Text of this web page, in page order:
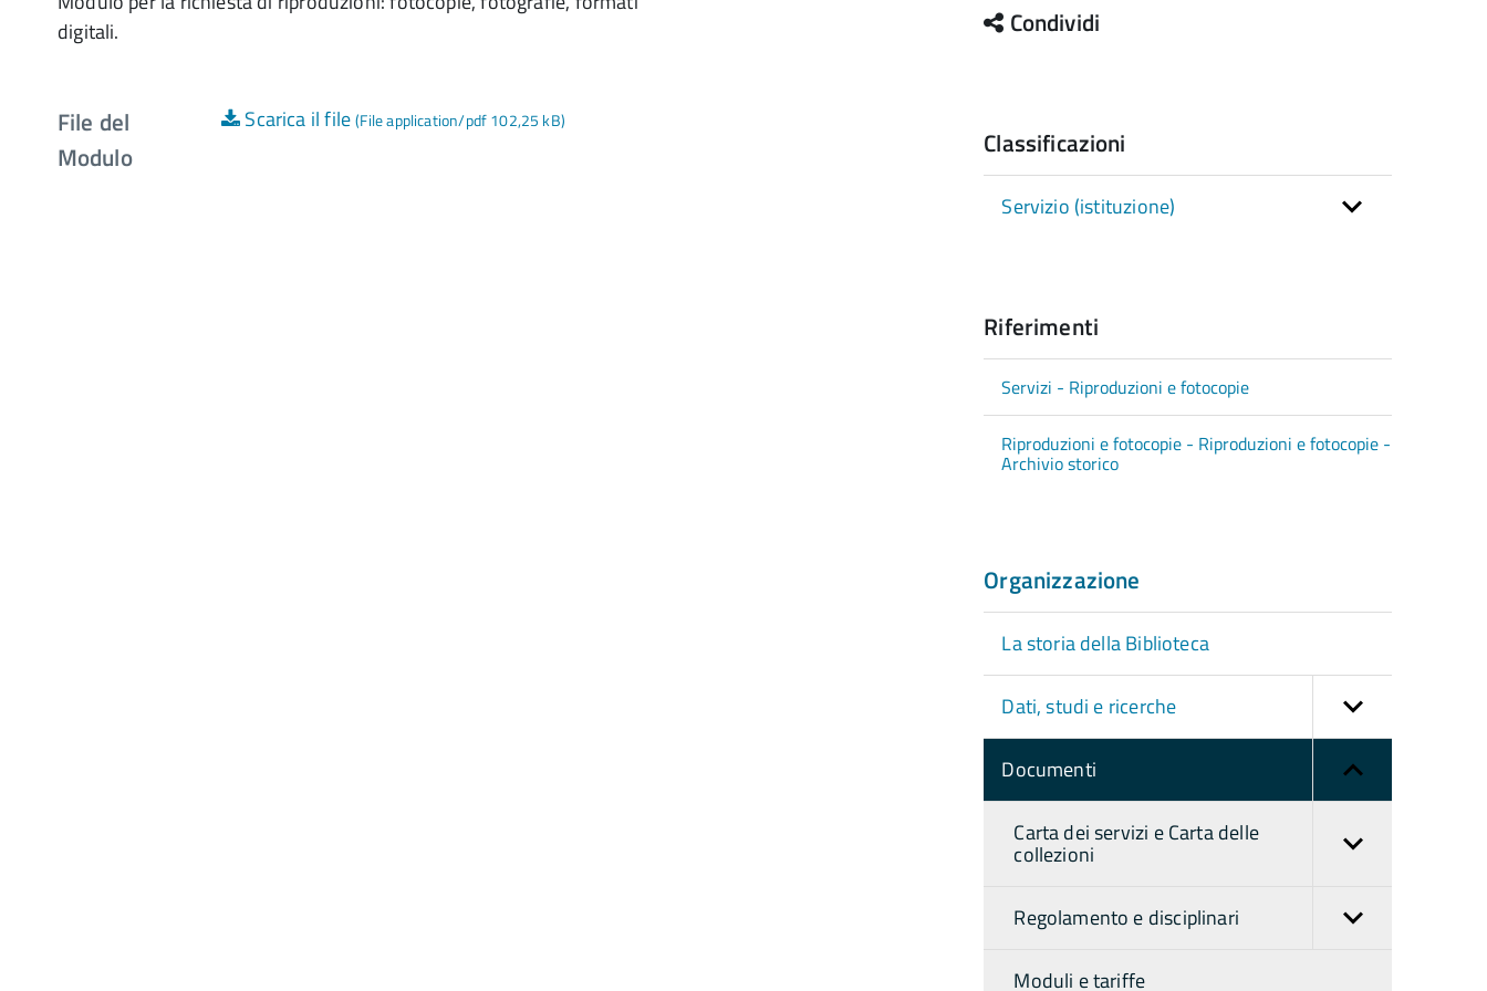
digitali.
File del
Modulo
Scarica il file(File application/pdf 102,25 kB)
Condividi
Classificazioni
Servizio (istituzione)
Riferimenti
Servizi - Riproduzioni e fotocopie
Riproduzioni e fotocopie - Riproduzioni e fotocopie -
Archivio storico
Organizzazione
La storia della Biblioteca
Dati, studi e ricerche
Documenti
Carta dei servizi e Carta delle
collezioni
Regolamento e disciplinari
Moduli e tariffe